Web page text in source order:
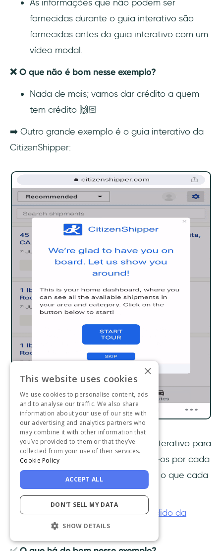
As informações que não podem ser
fornecidas durante o guia interativo são
fornecidas antes do guia interativo com um
vídeo modal.
❌ O que não é bom nesse exemplo?
Nada de mais; vamos dar crédito a quem
tem crédito 🙌🏻
➡️ Outro grande exemplo é o guia interativo da
CitizenShipper:
A CitizenShipper aciona esse guia interativo para
os visitantes do site móvel, guiando-os por cada
seção do painel inicial e explicando o que cada
uma significa e representa.
👉🏻Confira o onboarding bem-sucedido da
CitizenShipper em mais detalhes.
×
This website uses cookies
We use cookies to personalise content, ads
and to analyse our traffic. We also share
information about your use of our site with
our advertising and analytics partners who
may combine it with other information that
you’ve provided to them or that they’ve
collected from your use of their services.
Cookie Policy
ACCEPT ALL
DON'T SELL MY DATA
SHOW DETAILS